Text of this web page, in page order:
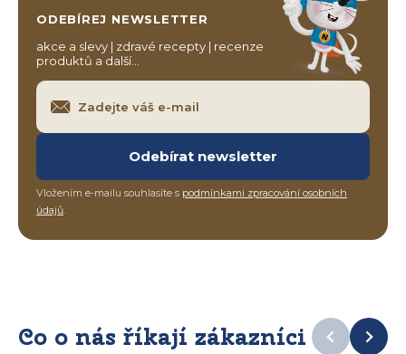
ODEBÍREJ NEWSLETTER
akce a slevy | zdravé recepty | recenze
produktů a další…
Odebírat newsletter
Vložením e-mailu souhlasíte s podmínkami zpracování osobních
údajů.
Co o nás říkají zákazníci